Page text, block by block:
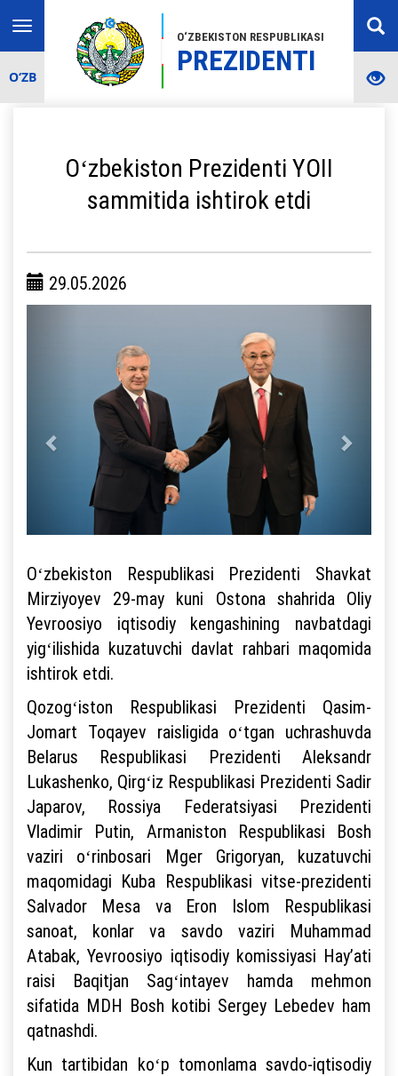
O‘ZBEKISTON RESPUBLIKASI
PREZIDENTI
Toggle
navigation
O‘ZB
Oʻzbekiston Prezidenti YOII
sammitida ishtirok etdi
29.05.2026
Oʻzbekiston Respublikasi Prezidenti Shavkat
Mirziyoyev 29-may kuni Ostona shahrida Oliy
Yevroosiyo iqtisodiy kengashining navbatdagi
yigʻilishida kuzatuvchi davlat rahbari maqomida
ishtirok etdi.
Qozogʻiston Respublikasi Prezidenti Qasim-
Jomart Toqayev raisligida oʻtgan uchrashuvda
Belarus Respublikasi Prezidenti Aleksandr
Lukashenko, Qirgʻiz Respublikasi Prezidenti Sadir
Japarov, Rossiya Federatsiyasi Prezidenti
Vladimir Putin, Armaniston Respublikasi Bosh
vaziri oʻrinbosari Mger Grigoryan, kuzatuvchi
maqomidagi Kuba Respublikasi vitse-prezidenti
Salvador Mesa va Eron Islom Respublikasi
sanoat, konlar va savdo vaziri Muhammad
Atabak, Yevroosiyo iqtisodiy komissiyasi Hayʼati
raisi Baqitjan Sagʻintayev hamda mehmon
sifatida MDH Bosh kotibi Sergey Lebedev ham
qatnashdi.
Kun tartibidan koʻp tomonlama savdo-iqtisodiy